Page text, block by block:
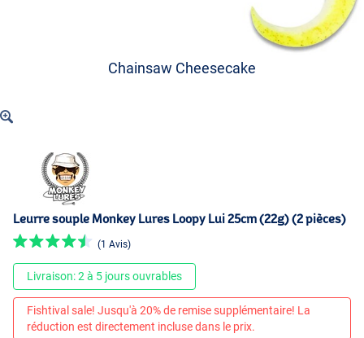
Chainsaw Cheesecake
Leurre souple Monkey Lures Loopy Lui 25cm (22g) (2 pièces)
(1 Avis)
Livraison: 2 à 5 jours ouvrables
Fishtival sale! Jusqu'à 20% de remise supplémentaire! La
réduction est directement incluse dans le prix.